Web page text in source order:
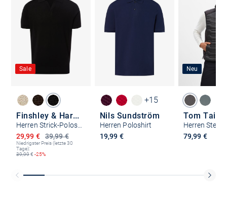
Sale
Finshley & Harding
Herren Strick-Poloshirt
39,99 €
Ermäßigter Preis
29,99 €
Niedrigster Preis (letzte 30
Tage):
39,99€ -25%
+15
Nils Sundström
Herren Poloshirt
19,99 €
Neu
Tom Tailor
Herren
79,99 €